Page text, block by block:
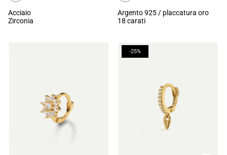
Acciaio
Zirconia
Argento 925 / placcatura oro
18 carati
-25%